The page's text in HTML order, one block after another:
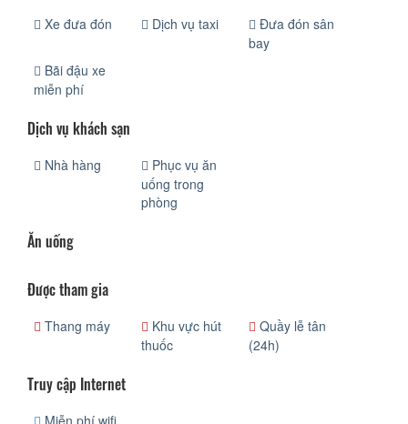
Xe đưa đón Dịch vụ taxi
Đưa đón sân
bay
Bãi đậu xe
miễn phí
Dịch vụ khách sạn
Nhà hàng
Phục vụ ăn
uống trong
phòng
Ăn uống
Được tham gia
Thang máy
Khu vực hút
thuốc
Quầy lễ tân
(24h)
Truy cập Internet